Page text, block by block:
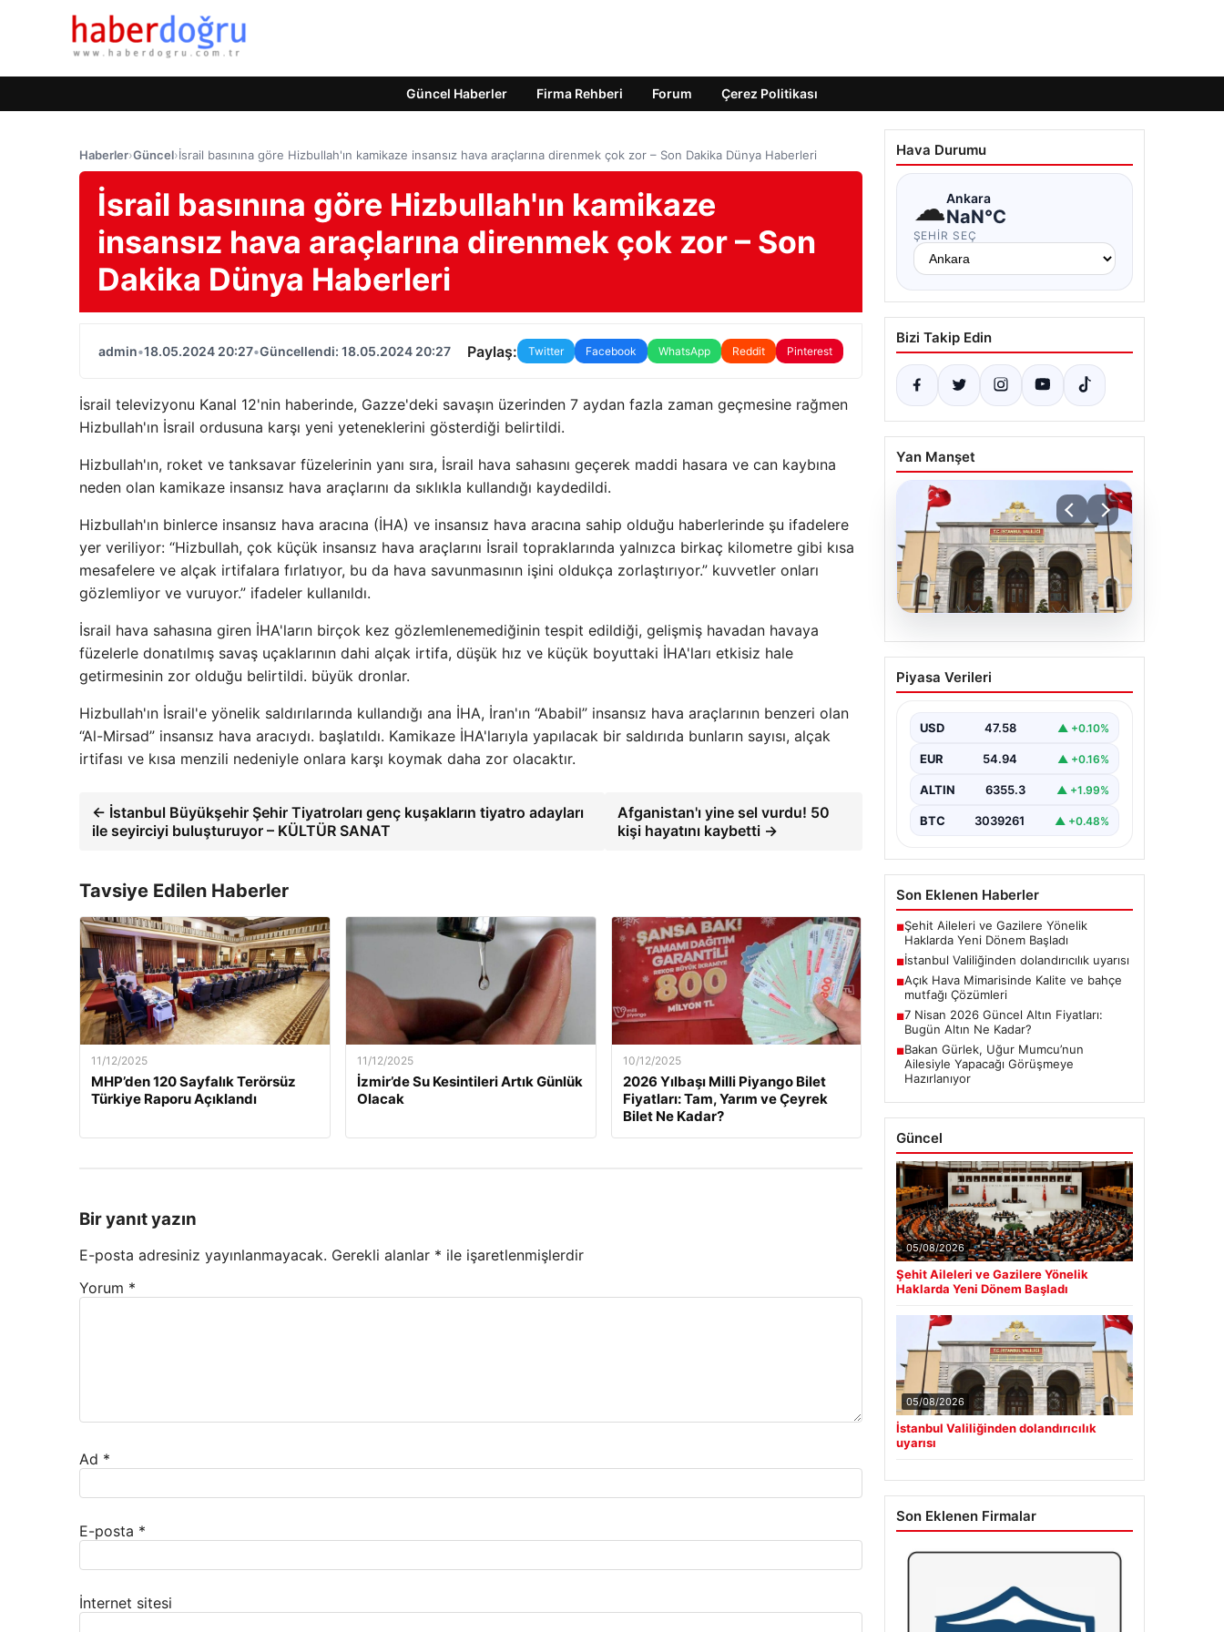
Güncel Haberler Firma Rehberi Forum Çerez Politikası
Haberler›Güncel›İsrail basınına göre Hizbullah'ın kamikaze insansız hava araçlarına direnmek çok zor – Son Dakika Dünya Haberleri
İsrail basınına göre Hizbullah'ın kamikaze
insansız hava araçlarına direnmek çok zor – Son
Dakika Dünya Haberleri
admin•18.05.2024 20:27•Güncellendi: 18.05.2024 20:27 Paylaş: Twitter Facebook WhatsApp Reddit Pinterest
İsrail televizyonu Kanal 12'nin haberinde, Gazze'deki savaşın üzerinden 7 aydan fazla zaman geçmesine rağmen
Hizbullah'ın İsrail ordusuna karşı yeni yeteneklerini gösterdiği belirtildi.
Hizbullah'ın, roket ve tanksavar füzelerinin yanı sıra, İsrail hava sahasını geçerek maddi hasara ve can kaybına
neden olan kamikaze insansız hava araçlarını da sıklıkla kullandığı kaydedildi.
Hizbullah'ın binlerce insansız hava aracına (İHA) ve insansız hava aracına sahip olduğu haberlerinde şu ifadelere
yer veriliyor: “Hizbullah, çok küçük insansız hava araçlarını İsrail topraklarında yalnızca birkaç kilometre gibi kısa
mesafelere ve alçak irtifalara fırlatıyor, bu da hava savunmasının işini oldukça zorlaştırıyor.” kuvvetler onları
gözlemliyor ve vuruyor.” ifadeler kullanıldı.
İsrail hava sahasına giren İHA'ların birçok kez gözlemlenemediğinin tespit edildiği, gelişmiş havadan havaya
füzelerle donatılmış savaş uçaklarının dahi alçak irtifa, düşük hız ve küçük boyuttaki İHA'ları etkisiz hale
getirmesinin zor olduğu belirtildi. büyük dronlar.
Hizbullah'ın İsrail'e yönelik saldırılarında kullandığı ana İHA, İran'ın “Ababil” insansız hava araçlarının benzeri olan
“Al-Mirsad” insansız hava aracıydı. başlatıldı. Kamikaze İHA'larıyla yapılacak bir saldırıda bunların sayısı, alçak
irtifası ve kısa menzili nedeniyle onlara karşı koymak daha zor olacaktır.
← İstanbul Büyükşehir Şehir Tiyatroları genç kuşakların tiyatro adayları
ile seyirciyi buluşturuyor – KÜLTÜR SANAT
Afganistan'ı yine sel vurdu! 50
kişi hayatını kaybetti →
Tavsiye Edilen Haberler
11/12/2025
MHP’den 120 Sayfalık Terörsüz
Türkiye Raporu Açıklandı
11/12/2025
İzmir’de Su Kesintileri Artık Günlük
Olacak
10/12/2025
2026 Yılbaşı Milli Piyango Bilet
Fiyatları: Tam, Yarım ve Çeyrek
Bilet Ne Kadar?
Bir yanıt yazın
E-posta adresiniz yayınlanmayacak. Gerekli alanlar * ile işaretlenmişlerdir
Yorum *
Ad *
E-posta *
İnternet sitesi
Hava Durumu
☁Ankara
NaN°C
ŞEHIR SEÇ
Bizi Takip Edin
Yan Manşet
05.08.2026
İstanbul Valiliğinden
dolandırıcılık uyarısı
Piyasa Verileri
USD 47.58 ▲ +0.10%
EUR 54.94 ▲ +0.16%
ALTIN 6355.3 ▲ +1.99%
BTC 3039261 ▲ +0.48%
Son Eklenen Haberler
■Şehit Aileleri ve Gazilere Yönelik
Haklarda Yeni Dönem Başladı
■İstanbul Valiliğinden dolandırıcılık uyarısı
■Açık Hava Mimarisinde Kalite ve bahçe
mutfağı Çözümleri
■7 Nisan 2026 Güncel Altın Fiyatları:
Bugün Altın Ne Kadar?
■Bakan Gürlek, Uğur Mumcu’nun
Ailesiyle Yapacağı Görüşmeye
Hazırlanıyor
Güncel
05/08/2026
Şehit Aileleri ve Gazilere Yönelik
Haklarda Yeni Dönem Başladı
05/08/2026
İstanbul Valiliğinden dolandırıcılık
uyarısı
Son Eklenen Firmalar